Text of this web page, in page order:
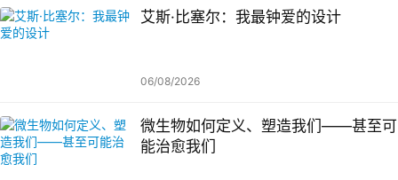
艾斯·比塞尔：我最钟爱的设计
06/08/2026
微生物如何定义、塑造我们——甚至可
能治愈我们